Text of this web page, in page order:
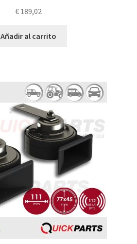
€189,02
Añadir al carrito